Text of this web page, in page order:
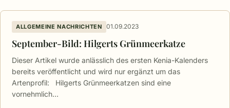
ALLGEMEINE NACHRICHTEN 01.09.2023
September-Bild: Hilgerts Grünmeerkatze
Dieser Artikel wurde anlässlich des ersten Kenia-Kalenders
bereits veröffentlicht und wird nur ergänzt um das
Artenprofil: Hilgerts Grünmeerkatzen sind eine
vornehmlich…